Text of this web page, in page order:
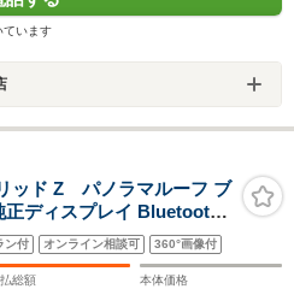
ています
ッド Z パノラマルーフ ブ
正ディスプレイ Bluetooth
クルーズコントロール パ
ト 革巻きステアリング ス
ン付 オンライン相談可 360°画像付
総額 本体価格